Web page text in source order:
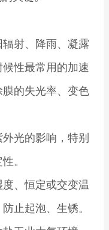
射、降雨、凝露
性最常用的加速
的失光率、变色
光的影响，特别
。
、恒定或交变温
止起泡、生锈。